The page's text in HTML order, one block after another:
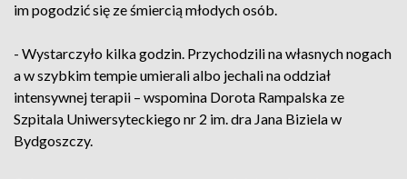
im pogodzić się ze śmiercią młodych osób.
- Wystarczyło kilka godzin. Przychodzili na własnych nogach
a w szybkim tempie umierali albo jechali na oddział
intensywnej terapii – wspomina Dorota Rampalska ze
Szpitala Uniwersyteckiego nr 2 im. dra Jana Biziela w
Bydgoszczy.